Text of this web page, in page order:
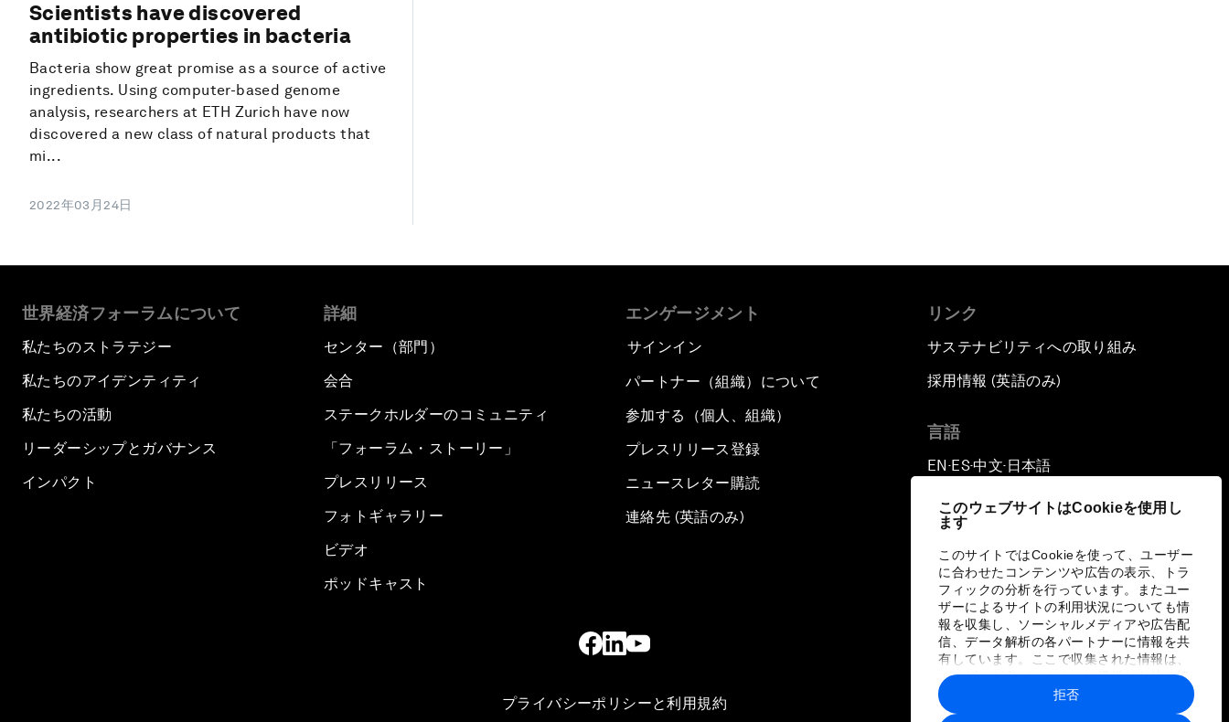
このウェブサイトはCookieを使用し
ます
このサイトではCookieを使って、ユーザー
に合わせたコンテンツや広告の表示、トラ
フィックの分析を行っています。またユー
ザーによるサイトの利用状況についても情
報を収集し、ソーシャルメディアや広告配
信、データ解析の各パートナーに情報を共
有しています。ここで収集された情報は、
ユーザーが各パートナーに提供した他の情
報や各パートナーのサービスを使用した際
に収集された情報と組み合わされ、各パー
拒否
Scientists have discovered
antibiotic properties in bacteria
Bacteria show great promise as a source of active
ingredients. Using computer-​based genome
analysis, researchers at ETH Zurich have now
discovered a new class of natural products that
mi...
2022年03月24日
世界経済フォーラムについて
私たちのストラテジー
私たちのアイデンティティ
私たちの活動
リーダーシップとガバナンス
インパクト
詳細
センター（部門）
会合
ステークホルダーのコミュニティ
「フォーラム・ストーリー」
プレスリリース
フォトギャラリー
ビデオ
ポッドキャスト
エンゲージメント
サインイン
パートナー（組織）について
参加する（個人、組織）
プレスリリース登録
ニュースレター購読
連絡先 (英語のみ)
リンク
サステナビリティへの取り組み
採用情報 (英語のみ)
言語
EN ▪ ES▪中文▪ 日本語
プライバシーポリシーと利用規約